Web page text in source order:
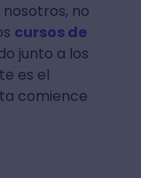
no
cursos de
junto a los
es el
comience